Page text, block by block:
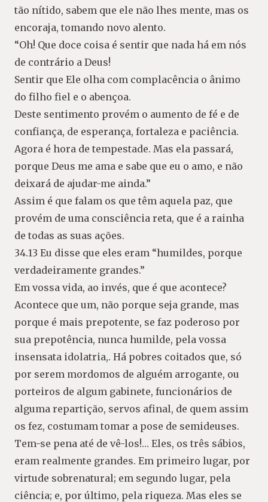
tão nítido, sabem que ele não lhes mente, mas os
encoraja, tomando novo alento.
“Oh! Que doce coisa é sentir que nada há em nós
de contrário a Deus!
Sentir que Ele olha com complacência o ânimo
do filho fiel e o abençoa.
Deste sentimento provém o aumento de fé e de
confiança, de esperança, fortaleza e paciência.
Agora é hora de tempestade. Mas ela passará,
porque Deus me ama e sabe que eu o amo, e não
deixará de ajudar-me ainda.”
Assim é que falam os que têm aquela paz, que
provém de uma consciência reta, que é a rainha
de todas as suas ações.
34.13 Eu disse que eles eram “humildes, porque
verdadeiramente grandes.”
Em vossa vida, ao invés, que é que acontece?
Acontece que um, não porque seja grande, mas
porque é mais prepotente, se faz poderoso por
sua prepotência, nunca humilde, pela vossa
insensata idolatria,. Há pobres coitados que, só
por serem mordomos de alguém arrogante, ou
porteiros de algum gabinete, funcionários de
alguma repartição, servos afinal, de quem assim
os fez, costumam tomar a pose de semideuses.
Tem-se pena até de vê-los!… Eles, os três sábios,
eram realmente grandes. Em primeiro lugar, por
virtude sobrenatural; em segundo lugar, pela
ciência; e, por último, pela riqueza. Mas eles se